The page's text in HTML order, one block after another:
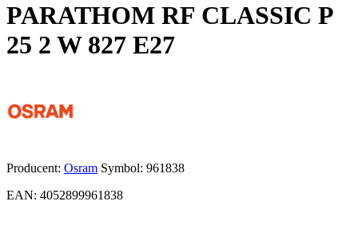
PARATHOM RF CLASSIC P
25 2 W 827 E27
Producent: Osram Symbol: 961838
EAN: 4052899961838